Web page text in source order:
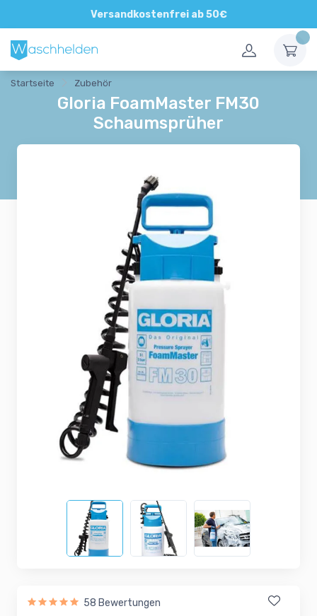
Versandkostenfrei ab 50€
Direkte und persönliche Beratung
Startseite Zubehör
Gloria FoamMaster FM30
Schaumsprüher
58 Bewertungen